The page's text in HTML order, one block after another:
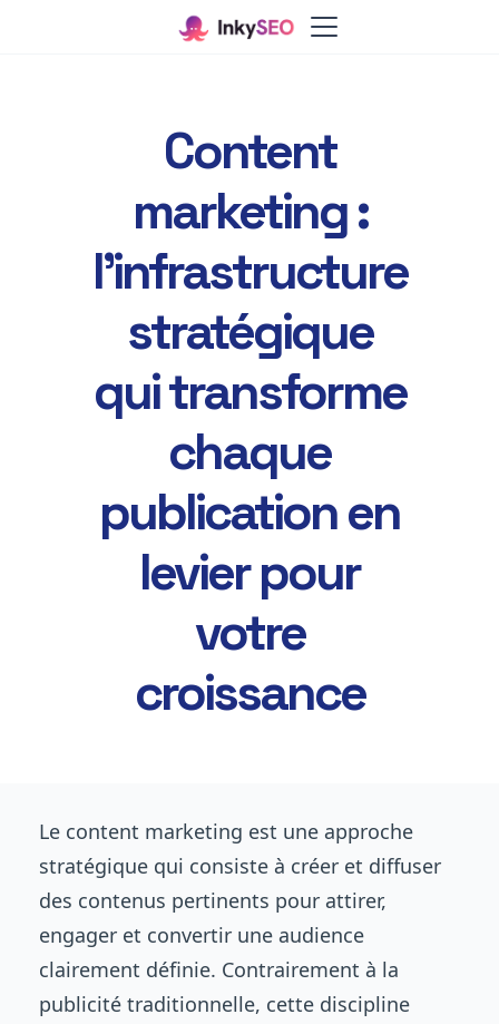
Content
marketing :
l'infrastructure
stratégique
qui transforme
chaque
publication en
levier pour
votre
croissance
Le content marketing est une approche
stratégique qui consiste à créer et diffuser
des contenus pertinents pour attirer,
engager et convertir une audience
clairement définie. Contrairement à la
publicité traditionnelle, cette discipline